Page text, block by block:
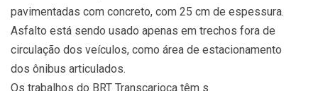
pavimentadas com concreto, com 25 cm de espessura.
Asfalto está sendo usado apenas em trechos fora de
circulação dos veículos, como área de estacionamento
dos ônibus articulados.
Os trabalhos do BRT Transcarioca têm s